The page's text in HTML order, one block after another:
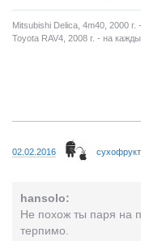
Mitsubishi Delica, 4m40, 2000
Toyota RAV4, 2008 г. - на
02.02.2016 сухофрукт
hansolo:
Не похож ты паря на
терпимо.